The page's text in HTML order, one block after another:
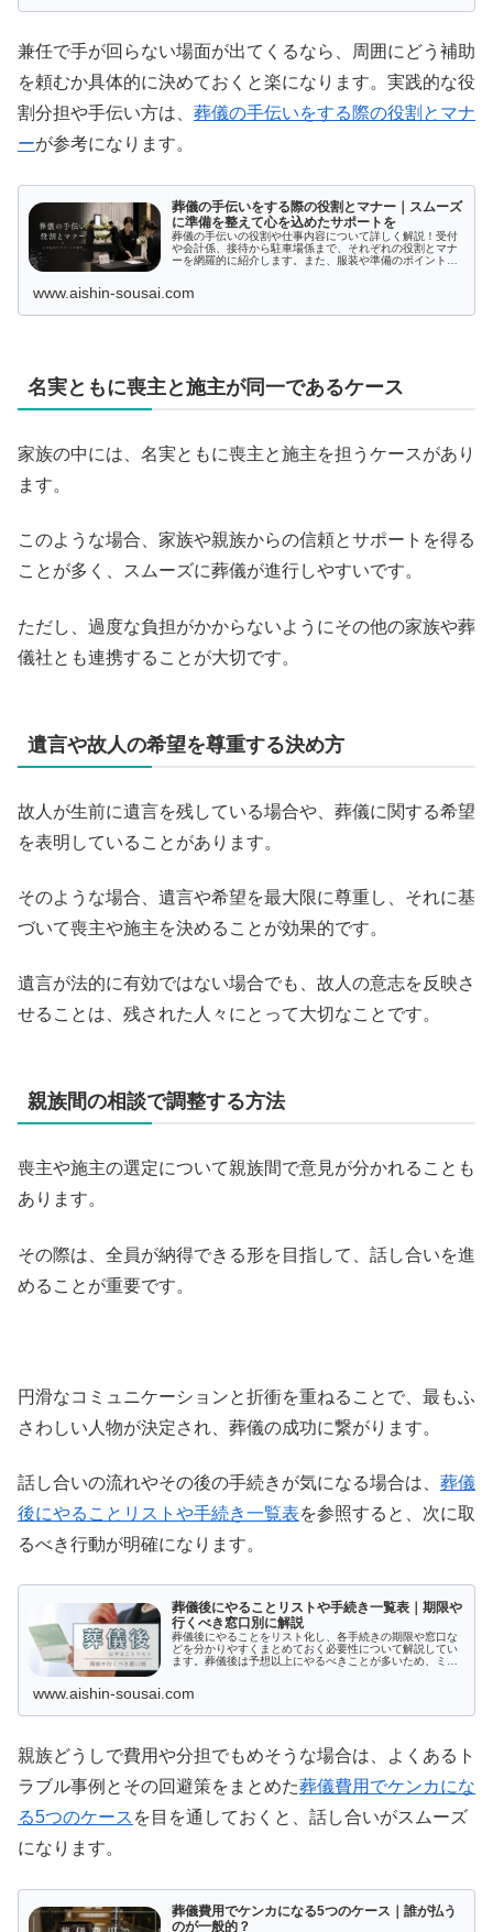
兼任で手が回らない場面が出てくるなら、周囲にどう補助
を頼むか具体的に決めておくと楽になります。実践的な役
割分担や手伝い方は、 葬儀の手伝いをする際の役割とマナ
ーが参考になります。
葬儀の手伝いをする際の役割とマナー｜スムーズ
に準備を整えて心を込めたサポートを
葬儀の手伝いの役割や仕事内容について詳しく解説！受付
や会計係、接待から駐車場係まで、それぞれの役割とマナ
ーを網羅的に紹介します。また、服装や準備のポイント、
円滑に行えるようにサポートします。
www.aishin-sousai.com
名実ともに喪主と施主が同一であるケース
家族の中には、名実ともに喪主と施主を担うケースがあり
ます。
このような場合、家族や親族からの信頼とサポートを得る
ことが多く、スムーズに葬儀が進行しやすいです。
ただし、過度な負担がかからないようにその他の家族や葬
儀社とも連携することが大切です。
遺言や故人の希望を尊重する決め方
故人が生前に遺言を残している場合や、葬儀に関する希望
を表明していることがあります。
そのような場合、遺言や希望を最大限に尊重し、それに基
づいて喪主や施主を決めることが効果的です。
遺言が法的に有効ではない場合でも、故人の意志を反映さ
せることは、残された人々にとって大切なことです。
親族間の相談で調整する方法
喪主や施主の選定について親族間で意見が分かれることも
あります。
その際は、全員が納得できる形を目指して、話し合いを進
めることが重要です。
円滑なコミュニケーションと折衝を重ねることで、最もふ
さわしい人物が決定され、葬儀の成功に繋がります。
話し合いの流れやその後の手続きが気になる場合は、 葬儀
後にやることリストや手続き一覧表を参照すると、次に取
るべき行動が明確になります。
葬儀後にやることリストや手続き一覧表｜期限や
行くべき窓口別に解説
葬儀後にやることをリスト化し、各手続きの期限や窓口な
どを分かりやすくまとめておく必要性について解説してい
ます。葬儀後は予想以上にやるべきことが多いため、ミス
ています。
www.aishin-sousai.com
親族どうしで費用や分担でもめそうな場合は、よくあるト
ラブル事例とその回避策をまとめた葬儀費用でケンカにな
る5つのケース を目を通しておくと、話し合いがスムーズ
になります。
葬儀費用でケンカになる5つのケース｜誰が払う
のが一般的？